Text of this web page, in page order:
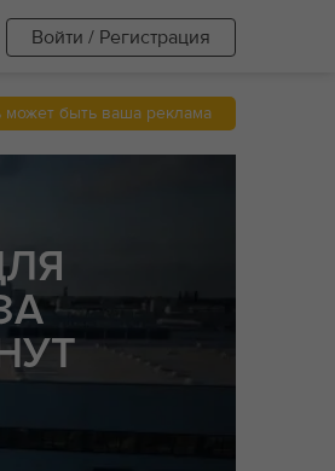
Войти / Регистрация
может быть ваша реклама